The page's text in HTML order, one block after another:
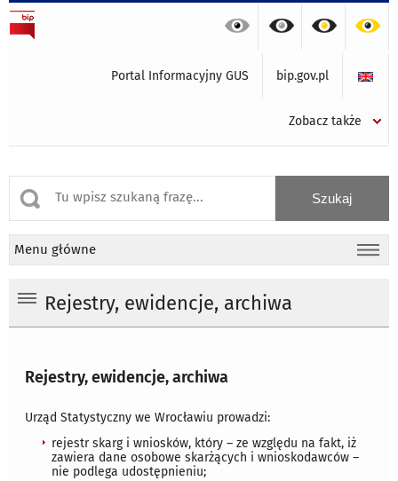
Portal Informacyjny GUS bip.gov.pl
Zobacz także
Menu główne
Rejestry, ewidencje, archiwa
Rejestry, ewidencje, archiwa
Urząd Statystyczny we Wrocławiu prowadzi:
rejestr skarg i wniosków, który – ze względu na fakt, iż
zawiera dane osobowe skarżących i wnioskodawców –
nie podlega udostępnieniu;